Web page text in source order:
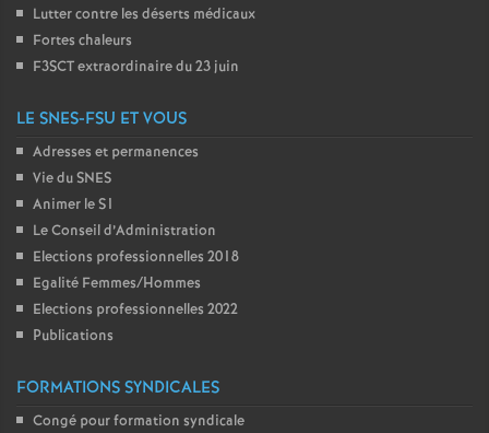
Lutter contre les déserts médicaux
Fortes chaleurs
F3SCT extraordinaire du 23 juin
LE SNES-FSU ET VOUS
Adresses et permanences
Vie du SNES
Animer le S1
Le Conseil d’Administration
Elections professionnelles 2018
Egalité Femmes/Hommes
Elections professionnelles 2022
Publications
FORMATIONS SYNDICALES
Congé pour formation syndicale